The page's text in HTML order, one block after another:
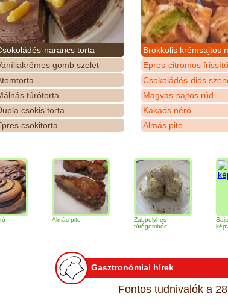
narancs torta
gomb szelet
túrótorta
csokis torta
csokitorta
Brokkolis krémsajtos
Epres-citromos frissítő
Csokoládés-diós
Magvas-sajtos rúd
Kakaós néró
Almás pite
Almás pite
Zabpelyhes
túrógombóc
Gasztronómiai hírek
Fontos tudnivalók a